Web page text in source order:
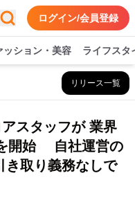
ログイン/会員登録
ッション・美容 ライフスタ
リリース一覧
スタッフが 業界
開始 自社運営の
き取り義務なしで